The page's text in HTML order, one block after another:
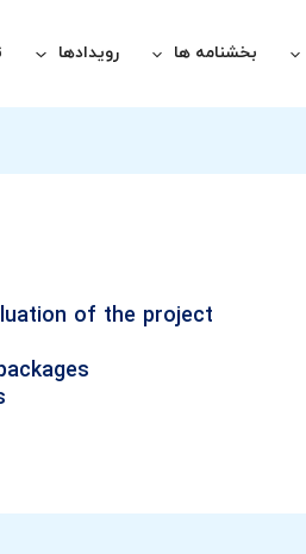
بخشنامه ها رویدادها
of the project